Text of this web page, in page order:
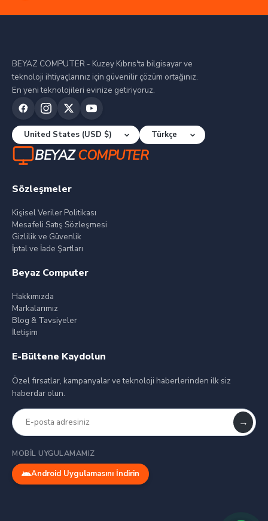
BEYAZCOMPUTER
BEYAZ COMPUTER - Kuzey Kıbrıs'ta bilgisayar ve
teknoloji ihtiyaçlarınız için güvenilir çözüm ortağınız.
En yeni teknolojileri evinize getiriyoruz.
Sözleşmeler
Kişisel Veriler Politikası
Mesafeli Satış Sözleşmesi
Gizlilik ve Güvenlik
İptal ve İade Şartları
Beyaz Computer
Hakkımızda
Markalarımız
Blog & Tavsiyeler
İletişim
E-Bültene Kaydolun
Özel fırsatlar, kampanyalar ve teknoloji haberlerinden ilk siz
haberdar olun.
→
MOBIL UYGULAMAMIZ
Android Uygulamasını İndirin